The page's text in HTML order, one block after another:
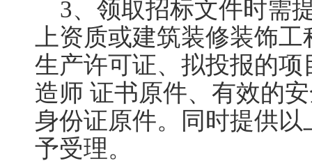
3、领取招标文件时需
上资质或建筑装修装饰
生产许可证、拟投报的
造师 证书原件、有效的
身份证原件。同时提供
予受理。